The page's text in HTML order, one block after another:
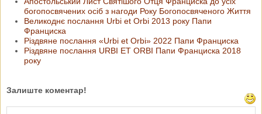
богопосвячених осіб з нагоди Року Богопосвяченого Життя
Великоднє послання Urbi et Orbi 2013 року Папи
Франциска
Різдвяне послання «Urbi et Orbi» 2022 Папи Франциска
Різдвяне послання URBI ET ORBI Папи Франциска 2018
року
Залиште коментар!